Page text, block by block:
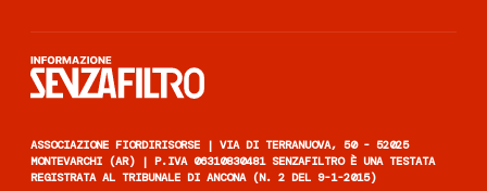
ASSOCIAZIONE FIORDIRISORSE | VIA DI TERRANUOVA, 50 - 52025
MONTEVARCHI (AR) | P.IVA 06310830481 SENZAFILTRO È UNA TESTATA
REGISTRATA AL TRIBUNALE DI ANCONA (N. 2 DEL 9-1-2015)